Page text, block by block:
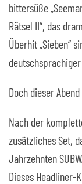
bittersüße
Rätsel II“, das
Überhit„Sieben“
Doch dieser
Nach der
zusätzliches Set,
Jahrzehnten
Dieses Headliner-